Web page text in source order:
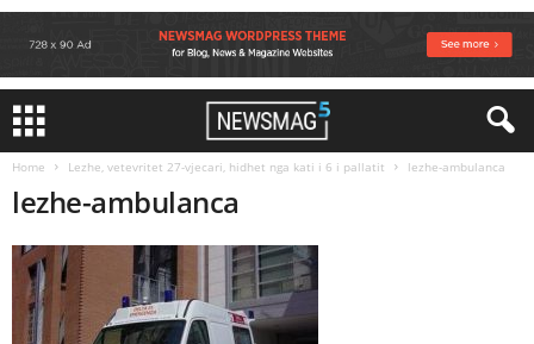
Home Lezhe, vetevritet 27-vjecari, hidhet nga kati i 6 i pallatit lezhe-ambulanca
lezhe-ambulanca